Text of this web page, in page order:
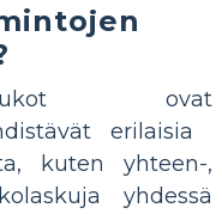
ovat
erilaisia
kuten yhteen-,
yhdessä